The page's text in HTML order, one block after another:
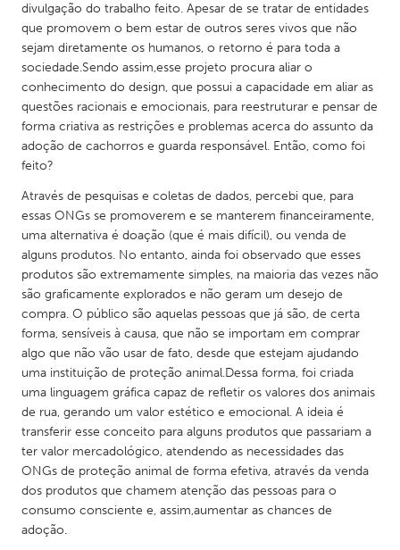
divulgação do trabalho feito. Apesar de se tratar de entidades
que promovem o bem estar de outros seres vivos que não
sejam diretamente os humanos, o retorno é para toda a
sociedade.Sendo assim,esse projeto procura aliar o
conhecimento do design, que possui a capacidade em aliar as
questões racionais e emocionais, para reestruturar e pensar de
forma criativa as restrições e problemas acerca do assunto da
adoção de cachorros e guarda responsável. Então, como foi
feito?
Através de pesquisas e coletas de dados, percebi que, para
essas ONGs se promoverem e se manterem financeiramente,
uma alternativa é doação (que é mais difícil), ou venda de
alguns produtos. No entanto, ainda foi observado que esses
produtos são extremamente simples, na maioria das vezes não
são graficamente explorados e não geram um desejo de
compra. O público são aquelas pessoas que já são, de certa
forma, sensíveis à causa, que não se importam em comprar
algo que não vão usar de fato, desde que estejam ajudando
uma instituição de proteção animal.Dessa forma, foi criada
uma linguagem gráfica capaz de refletir os valores dos animais
de rua, gerando um valor estético e emocional. A ideia é
transferir esse conceito para alguns produtos que passariam a
ter valor mercadológico, atendendo as necessidades das
ONGs de proteção animal de forma efetiva, através da venda
dos produtos que chamem atenção das pessoas para o
consumo consciente e, assim,aumentar as chances de
adoção.